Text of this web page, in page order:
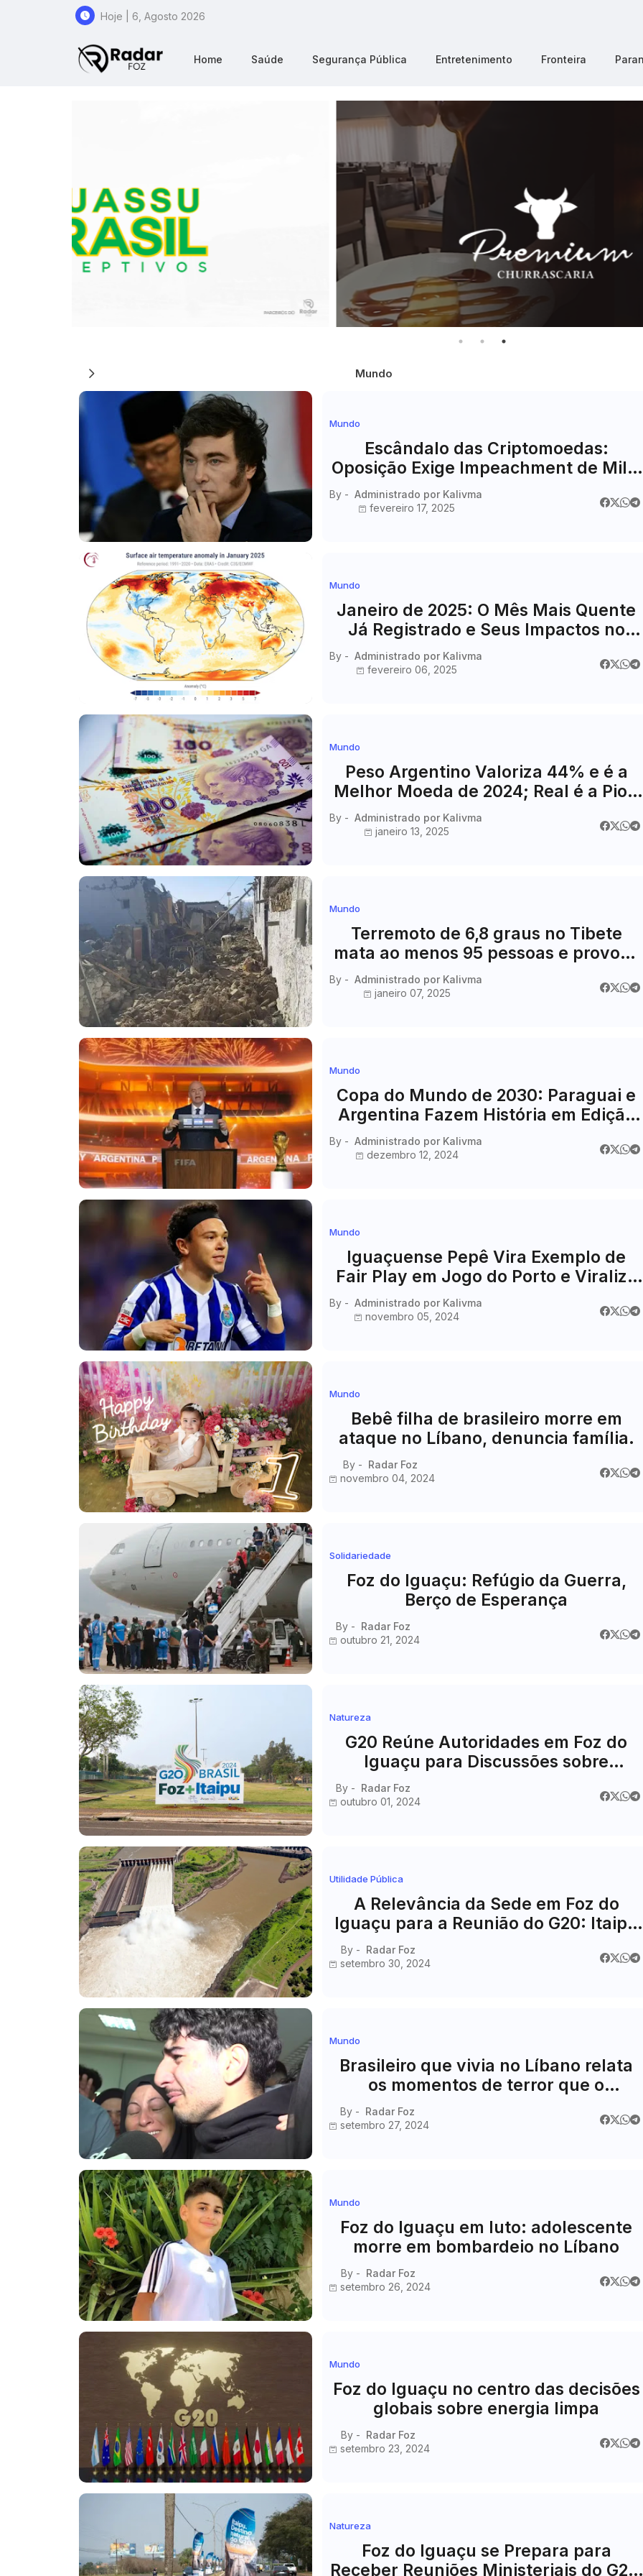
Hoje | 6, Agosto 2026
Home Saúde Segurança Pública Entretenimento Fronteira
Mundo
Mundo
Escândalo das Criptomoedas:
Oposição Exige Impeachment de Milei
Após Queda Abrupta de $LIBRA
By - Administrado por Kalivma
fevereiro 17, 2025
Mundo
Janeiro de 2025: O Mês Mais Quente
Já Registrado e Seus Impactos no
Clima Global
By - Administrado por Kalivma
fevereiro 06, 2025
Mundo
Peso Argentino Valoriza 44% e é a
Melhor Moeda de 2024; Real é a Pior,
Aponta Estudo
By - Administrado por Kalivma
janeiro 13, 2025
Mundo
Terremoto de 6,8 graus no Tibete
mata ao menos 95 pessoas e provoca
destruição
By - Administrado por Kalivma
janeiro 07, 2025
Mundo
Copa do Mundo de 2030: Paraguai e
Argentina Fazem História em Edição
Inédita em Três Continentes
By - Administrado por Kalivma
dezembro 12, 2024
Mundo
Iguaçuense Pepê Vira Exemplo de
Fair Play em Jogo do Porto e Viraliza
nas Redes Sociais
By - Administrado por Kalivma
novembro 05, 2024
Mundo
Bebê filha de brasileiro morre em
ataque no Líbano, denuncia família.
By - Radar Foz
novembro 04, 2024
Solidariedade
Foz do Iguaçu: Refúgio da Guerra,
Berço de Esperança
By - Radar Foz
outubro 21, 2024
Natureza
G20 Reúne Autoridades em Foz do
Iguaçu para Discussões sobre
Transição Energética
By - Radar Foz
outubro 01, 2024
Utilidade Pública
A Relevância da Sede em Foz do
Iguaçu para a Reunião do G20: Itaipu
e a Integração Energética em Foco
By - Radar Foz
setembro 30, 2024
Mundo
Brasileiro que vivia no Líbano relata
os momentos de terror que o
marcaram para sempre
By - Radar Foz
setembro 27, 2024
Mundo
Foz do Iguaçu em luto: adolescente
morre em bombardeio no Líbano
By - Radar Foz
setembro 26, 2024
Mundo
Foz do Iguaçu no centro das decisões
globais sobre energia limpa
By - Radar Foz
setembro 23, 2024
Natureza
Foz do Iguaçu se Prepara para
Receber Reuniões Ministeriais do G20,